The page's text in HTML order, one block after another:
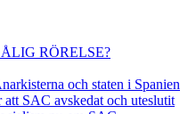
RÖRELSE?
och staten i Spanien
att SAC avskedat och uteslutit